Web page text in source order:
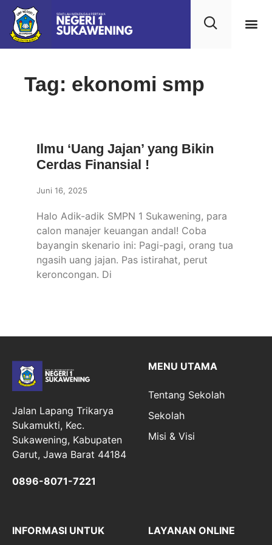
Tag: ekonomi smp
Ilmu ‘Uang Jajan’ yang Bikin
Cerdas Finansial !
Juni 16, 2025
Halo Adik-adik SMPN 1 Sukawening, para
calon manajer keuangan andal! Coba
bayangin skenario ini: Pagi-pagi, orang tua
ngasih uang jajan. Pas istirahat, perut
keroncongan. Di
Jalan Lapang Trikarya
Sukamukti, Kec.
Sukawening, Kabupaten
Garut, Jawa Barat 44184
0896-8071-7221
MENU UTAMA
Tentang Sekolah
Sekolah
Misi & Visi
INFORMASI UNTUK LAYANAN ONLINE